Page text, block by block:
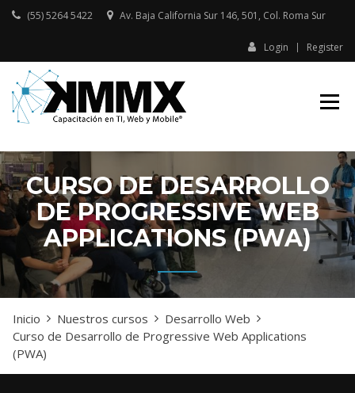
Skip
(55) 5264 5422 Av. Baja California Sur 146, 501, Col. Roma Sur​
Login Register
CAPACITACIÓN
CURSO DE DESARROLLO
DE PROGRESSIVE WEB
APPLICATIONS (PWA)
Inicio Nuestros cursos
Desarrollo Web
Curso de Desarrollo de Progressive Web Applications
(PWA)